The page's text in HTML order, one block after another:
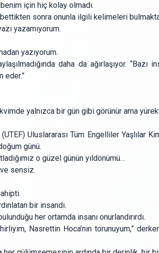
için hiç kolay olmadı.
sonra onunla ilgili kelimeleri
yazamıyorum.
yazıyorum.
daha da ağırlaşıyor. “Bazı
eder.”
yalnızca bir gün gibi görünür ama
Uluslararası Tüm Engelliler Yaşlılar
günü.
o güzel günün yıldönümü…
sensiz.
bir insandı.
her ortamda insanı onurlandırırdı.
Nasrettin Hoca’nın torunuyum,”